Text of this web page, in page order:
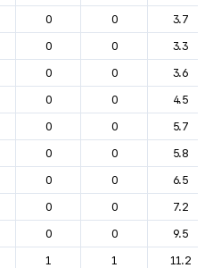
0 0
3.7
0 0
3.3
0 0
3.6
0 0
4.5
0 0
5.7
0 0
5.8
0 0
6.5
0 0
7.2
0 0
9.5
1 1
11.2